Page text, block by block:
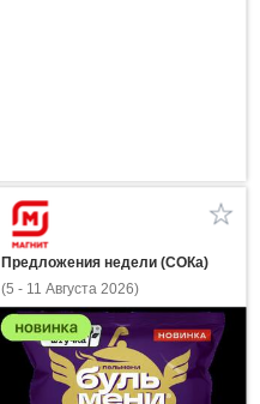
Предложения недели (СОКа)
(5 - 11 Августа 2026)